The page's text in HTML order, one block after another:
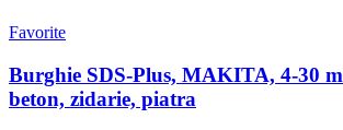
Favorite
Burghie SDS-Plus, MAKITA, 4-30
beton, zidarie, piatra